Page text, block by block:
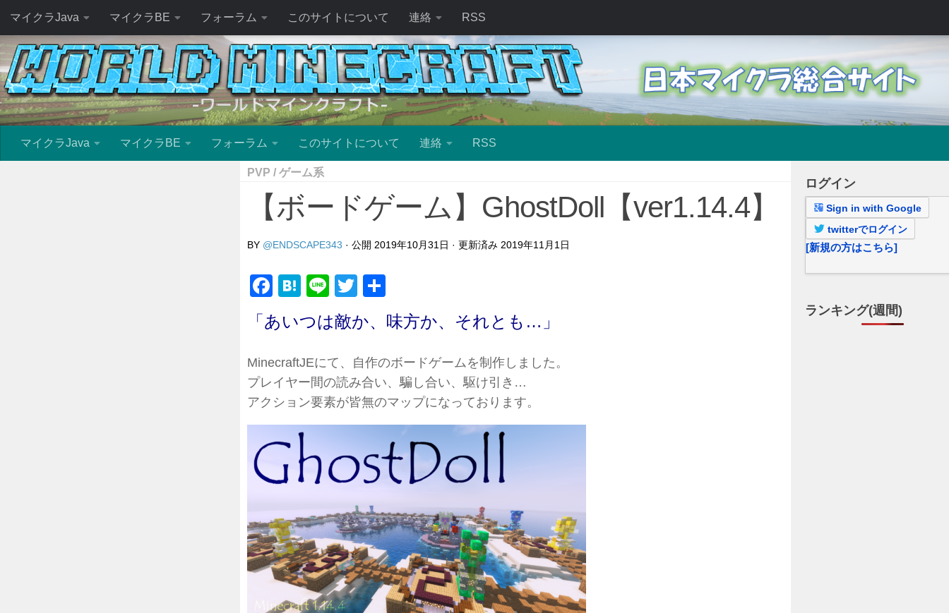
マイクラJava マイクラBE フォーラム このサイトについて 連絡 RSS
マイクラJava マイクラBE フォーラム このサイトについて 連絡 RSS
PVP / ゲーム系
【ボードゲーム】GhostDoll【ver1.14.4】
BY @ENDSCAPE343 · 公開 2019年10月31日 · 更新済み 2019年11月1日
Facebook
Hatena
LineTwitter
有
「あいつは敵か、味方か、それとも…」
MinecraftJEにて、自作のボードゲームを制作しました。
プレイヤー間の読み合い、騙し合い、駆け引き…
アクション要素が皆無のマップになっております。
ログイン
Sign in with Google
twitterでログイン
[新規の方はこちら]
ランキング(週間)